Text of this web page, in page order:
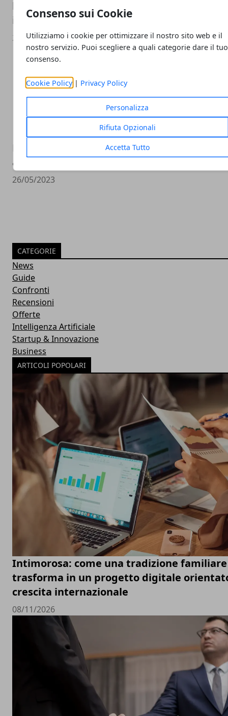
Consenso sui Cookie
Utilizziamo i cookie per ottimizzare il nostro sito web e il
nostro servizio. Puoi scegliere a quali categorie dare il tuo
consenso.
Cookie Policy | Privacy Policy
Personalizza
Rifiuta Opzionali
Accetta Tutto
batteria sui telefoni Pixel con soluzioni
innovative
26/05/2023
Nothing Phone 2: L'atteso lancio globale
avverrà a luglio
26/05/2023
CATEGORIE
News
Guide
Confronti
Recensioni
Offerte
Intelligenza Artificiale
Startup & Innovazione
Business
ARTICOLI POPOLARI
Intimorosa: come una tradizione
trasforma in un progetto digitale
crescita internazionale
08/11/2026